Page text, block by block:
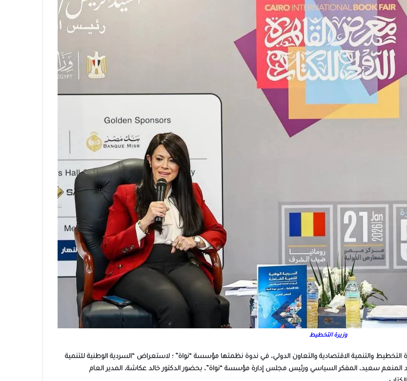
وزيرة التخطيط
التخطيط والتنمية الاقتصادية والتعاون الدولي، في ندوة نظمتها مؤسسة “نواة” ؛ لاستعراض “السردية الوطنية للتنمية
المنعم سعيد، المفكر السياسي ورئيس مجلس إدارة مؤسسة “نواة”، بحضور الدكتور خالد عكاشة، المدير العام